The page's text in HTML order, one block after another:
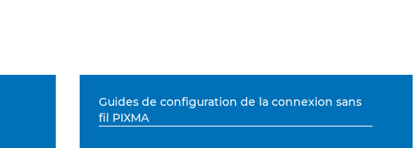
Guides de configuration de la connexion sans
fil PIXMA